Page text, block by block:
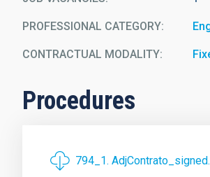
PROFESSIONAL CATEGORY
CONTRACTUAL MODALITY
Procedures
794_1.